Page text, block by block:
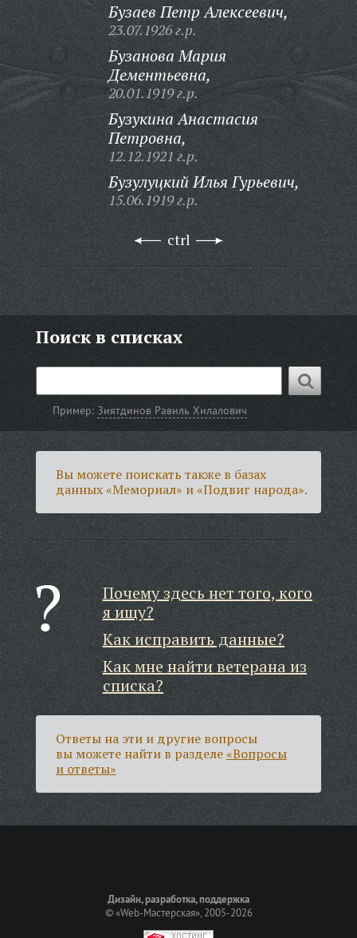
Бузаев Петр Алексеевич,
23.07.1926 г.р.
Бузанова Мария
Дементьевна,
20.01.1919 г.р.
Бузукина Анастасия
Петровна,
12.12.1921 г.р.
Бузулуцкий Илья Гурьевич,
15.06.1919 г.р.
ctrl
Поиск в списках
Пример:Зиятдинов Равиль Хилалович
Вы можете поискать также в базах
данных «Мемориал» и «Подвиг народа».
Почему здесь нет того, кого
я ищу?
Как исправить данные?
Как мне найти ветерана из
списка?
Ответы на эти и другие вопросы
вы можете найти в разделе«Вопросы
и ответы»
Дизайн, разработка, поддержка
©«Web-Мастерская», 2005-2026